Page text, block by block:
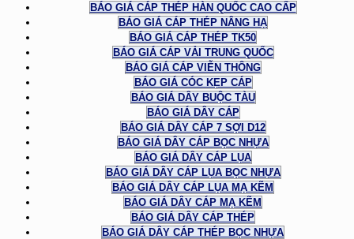
BÁO GIÁ CÁP THÉP HÀN QUỐC CAO CẤP
BÁO GIÁ CÁP THÉP NÂNG HẠ
BÁO GIÁ CÁP THÉP TK50
BÁO GIÁ CÁP VẢI TRUNG QUỐC
BÁO GIÁ CÁP VIỄN THÔNG
BÁO GIÁ CÓC KẸP CÁP
BÁO GIÁ DÂY BUỘC TÀU
BÁO GIÁ DÂY CÁP
BÁO GIÁ DÂY CÁP 7 SỢI D12
BÁO GIÁ DÂY CÁP BỌC NHỰA
BÁO GIÁ DÂY CÁP LỤA
BÁO GIÁ DÂY CÁP LỤA BỌC NHỰA
BÁO GIÁ DÂY CÁP LỤA MẠ KẼM
BÁO GIÁ DÂY CÁP MẠ KẼM
BÁO GIÁ DÂY CÁP THÉP
BÁO GIÁ DÂY CÁP THÉP BỌC NHỰA